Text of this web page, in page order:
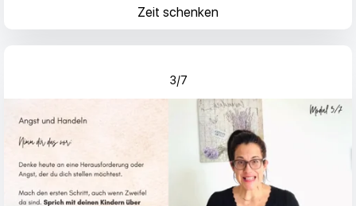
Zeit schenken
3/7